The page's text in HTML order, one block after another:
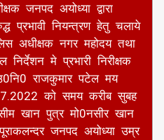
जनपद अयोध्या द्वारा
प्रभावी नियन्त्रण हेतु चलाये
अधीक्षक नगर महोदय तथा
निर्देशन मे प्रभारी निरीक्षक
राजकुमार पटेल मय
को समय करीब सुबह
खान पुत्र मो0नसीर खान
जनपद अयोध्या उम्र